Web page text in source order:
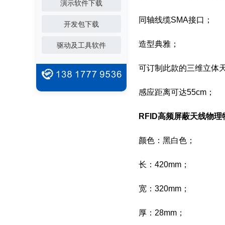
演示软件下载
开发包下载
驱动及工具软件
同轴线缆SMA接口；
造型典雅；
可订制此款的三维立体
感应距离可达55cm；
RFID高频屏蔽天线物理
颜色：黑白色；
长：420mm；
宽：320mm；
厚：28mm；